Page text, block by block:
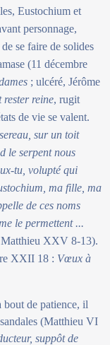
Eustochium et
personnage,
se faire de solides
(11 décembre
; ulcéré, Jérôme
reine, rugit
de vie se valent.
sur un toit
le serpent nous
tu, volupté qui
ma fille, ma
de ces noms
le permettent ...
XXV 8-13).
XXII 18 : Vœux à
bout de patience, il
(Matthieu VI
suppôt de